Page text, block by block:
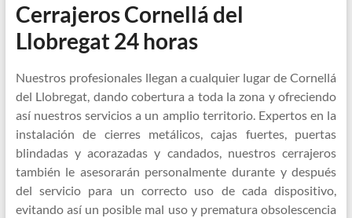
Cerrajeros Cornellá del
Llobregat 24 horas
Nuestros profesionales llegan a cualquier lugar de Cornellá
del Llobregat, dando cobertura a toda la zona y ofreciendo
así nuestros servicios a un amplio territorio. Expertos en la
instalación de cierres metálicos, cajas fuertes, puertas
blindadas y acorazadas y candados, nuestros cerrajeros
también le asesorarán personalmente durante y después
del servicio para un correcto uso de cada dispositivo,
evitando así un posible mal uso y prematura obsolescencia